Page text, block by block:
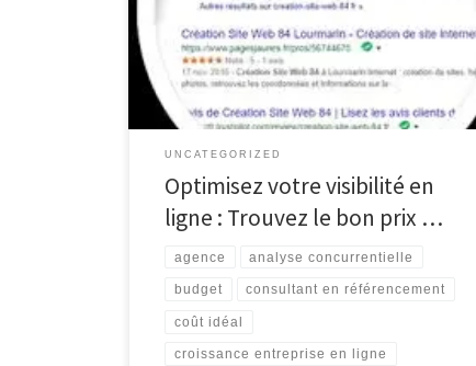
visibilité en ligne et sa réussite commerciale.
Cependant, déterminer le prix idéal pour le
référencement de votre site peut être un défi.
Plusieurs facteurs entrent en jeu lorsqu’il […]
UNCATEGORIZED
Optimisez votre visibilité en
ligne : Trouvez le bon prix …
agence analyse concurrentielle
budget consultant en référencement
coût idéal
croissance entreprise en ligne